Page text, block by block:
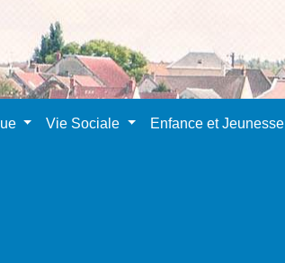
Vie Sociale Enfance et Jeunesse